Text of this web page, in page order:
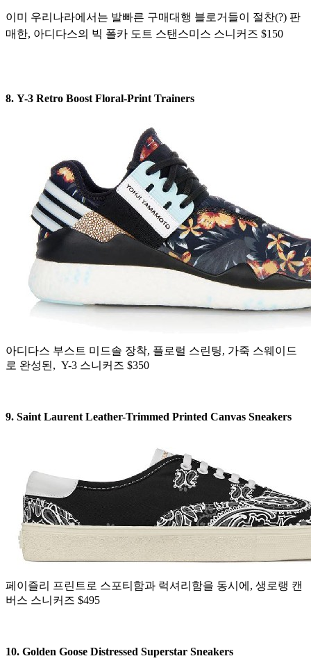
이미 우리나라에서는 발빠른 구매대행 블로거들이 절찬(?) 판
매한, 아디다스의 빅 폴카 도트 스탠스미스 스니커즈 $150
8. Y-3 Retro Boost Floral-Print Trainers
아디다스 부스트 미드솔 장착, 플로럴 스린팅, 가죽 스웨이드
로 완성된, Y-3 스니커즈 $350
9. Saint Laurent Leather-Trimmed Printed Canvas Sneakers
페이즐리 프린트로 스포티함과 럭셔리함을 동시에, 생로랭 캔
버스 스니커즈 $495
10. Golden Goose Distressed Superstar Sneakers